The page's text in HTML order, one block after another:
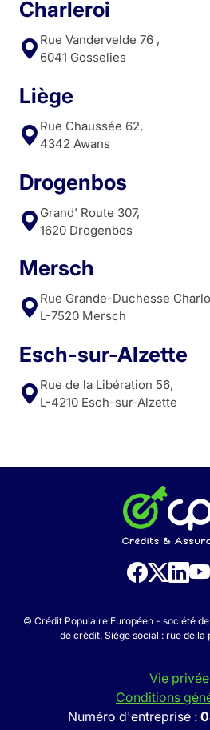
Charleroi
Rue Vandervelde 76 ,
6041 Gosselies
Liège
Rue Chaussée 62,
4342 Awans
Drogenbos
Grand' Route 307,
1620 Drogenbos
Mersch
Rue Grande-Duchesse
L-7520 Mersch
Esch-sur-Alzette
Rue de la Libération 56,
L-4210 Esch-sur-Alzette
© Crédit Populaire Européen - société
de crédit. Siège social : rue de la
Vie privée
Conditions
Numéro d'entreprise :